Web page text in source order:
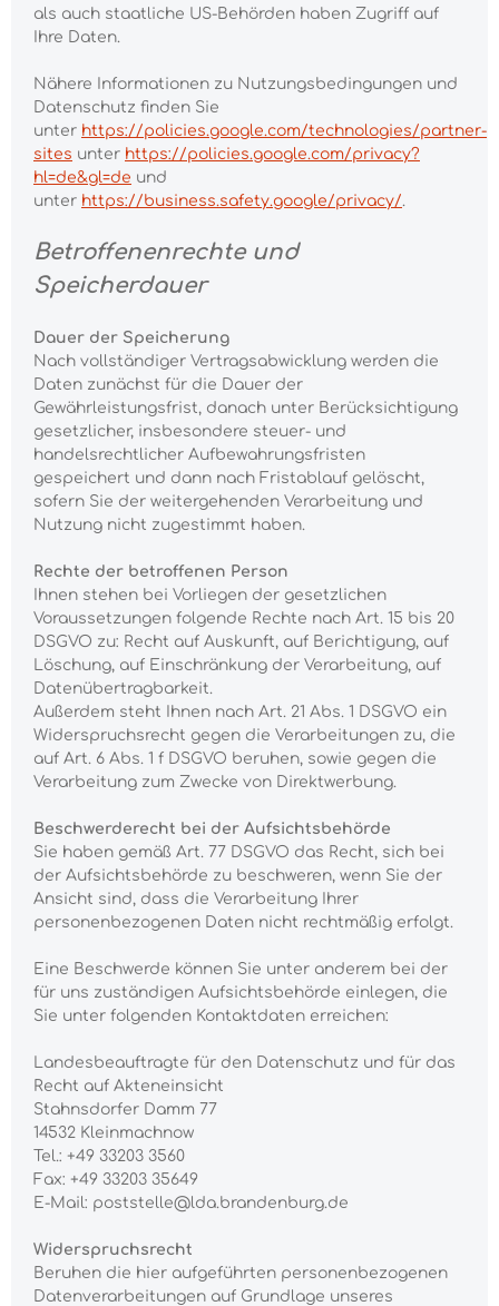
als auch staatliche US-Behörden haben Zugriff auf
Ihre Daten.
Nähere Informationen zu Nutzungsbedingungen und
Datenschutz finden Sie
unter https://policies.google.com/technologies/partner-
sites unter https://policies.google.com/privacy?
hl=de&gl=de und
unter https://business.safety.google/privacy/.
Betroffenenrechte und
Speicherdauer
Dauer der Speicherung
Nach vollständiger Vertragsabwicklung werden die
Daten zunächst für die Dauer der
Gewährleistungsfrist, danach unter Berücksichtigung
gesetzlicher, insbesondere steuer- und
handelsrechtlicher Aufbewahrungsfristen
gespeichert und dann nach Fristablauf gelöscht,
sofern Sie der weitergehenden Verarbeitung und
Nutzung nicht zugestimmt haben.
Rechte der betroffenen Person
Ihnen stehen bei Vorliegen der gesetzlichen
Voraussetzungen folgende Rechte nach Art. 15 bis 20
DSGVO zu: Recht auf Auskunft, auf Berichtigung, auf
Löschung, auf Einschränkung der Verarbeitung, auf
Datenübertragbarkeit.
Außerdem steht Ihnen nach Art. 21 Abs. 1 DSGVO ein
Widerspruchsrecht gegen die Verarbeitungen zu, die
auf Art. 6 Abs. 1 f DSGVO beruhen, sowie gegen die
Verarbeitung zum Zwecke von Direktwerbung.
Beschwerderecht bei der Aufsichtsbehörde
Sie haben gemäß Art. 77 DSGVO das Recht, sich bei
der Aufsichtsbehörde zu beschweren, wenn Sie der
Ansicht sind, dass die Verarbeitung Ihrer
personenbezogenen Daten nicht rechtmäßig erfolgt.
Eine Beschwerde können Sie unter anderem bei der
für uns zuständigen Aufsichtsbehörde einlegen, die
Sie unter folgenden Kontaktdaten erreichen:
Landesbeauftragte für den Datenschutz und für das
Recht auf Akteneinsicht
Stahnsdorfer Damm 77
14532 Kleinmachnow
Tel.: +49 33203 3560
Fax: +49 33203 35649
E-Mail: poststelle@lda.brandenburg.de
Widerspruchsrecht
Beruhen die hier aufgeführten personenbezogenen
Datenverarbeitungen auf Grundlage unseres